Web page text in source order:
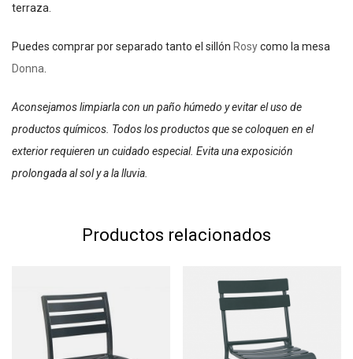
terraza.
Puedes comprar por separado tanto el sillón Rosycomo la mesa
Donna
Aconsejamos limpiarla con un paño húmedo y evitar el uso de
productos químicos. Todos los productos que se coloquen en el
exterior requieren un cuidado especial. Evita una exposición
prolongada al sol y a la lluvia.
Productos relacionados